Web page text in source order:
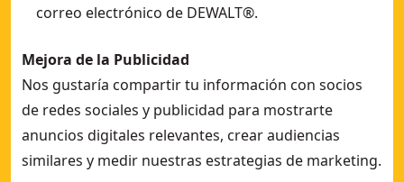
correo electrónico de DEWALT®.
Mejora de la Publicidad
Nos gustaría compartir tu información con socios
de redes sociales y publicidad para mostrarte
anuncios digitales relevantes, crear audiencias
similares y medir nuestras estrategias de marketing.